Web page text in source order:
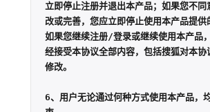
立即停止注册并退出本产品；如果您不同
改或完善，您应立即停止使用本产品提供
如果您继续注册/登录或继续使用本产品
经接受本协议全部内容，包括搜狐对本协
修改。
6、用户无论通过何种方式使用本产品，